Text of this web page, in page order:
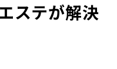
ステが解決